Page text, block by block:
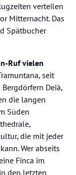
verteilen
Mitternacht. Das
Spätbucher
Ruf vielen
seit
Deià,
die langen
Süden
die mit jeder
Wer abseits
Finca im
den letzten